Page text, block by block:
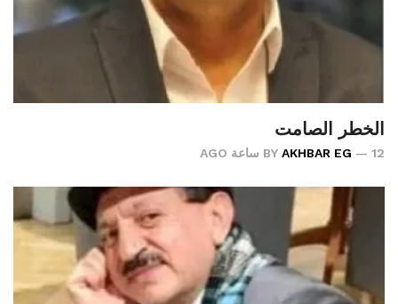
الخطر الصامت
BY AKHBAR EG 12 ساعة AGO